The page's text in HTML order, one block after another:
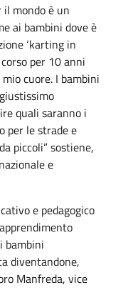
mondo è un
ai bambini dove è
‘karting in
per 10 anni
cuore. I bambini
quali saranno i
per le strade e
piccoli” sostiene,
e
e pedagogico
bambini
diventandone,
Manfreda, vice